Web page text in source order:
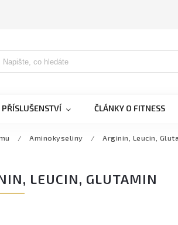
PŘÍSLUŠENSTVÍ ČLÁNKY O FITNESS
/ Aminokyseliny / Arginin, Leucin,
LEUCIN, GLUTAMIN